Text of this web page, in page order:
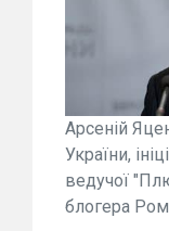
Арсеній
України,
ведучої
блогера